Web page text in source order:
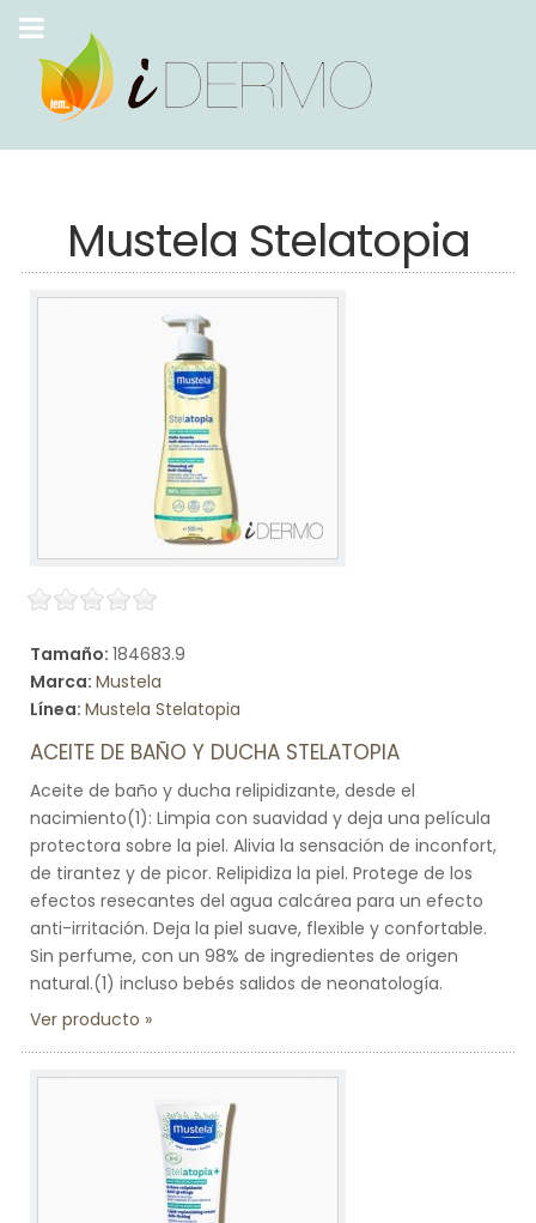
Mustela Stelatopia
Tamaño: 184683.9
Marca: Mustela
Línea: Mustela Stelatopia
ACEITE DE BAÑO Y DUCHA STELATOPIA
Aceite de baño y ducha relipidizante, desde el
nacimiento(1): Limpia con suavidad y deja una película
protectora sobre la piel. Alivia la sensación de inconfort,
de tirantez y de picor. Relipidiza la piel. Protege de los
efectos resecantes del agua calcárea para un efecto
anti-irritación. Deja la piel suave, flexible y confortable.
Sin perfume, con un 98% de ingredientes de origen
natural.(1) incluso bebés salidos de neonatología.
Ver producto